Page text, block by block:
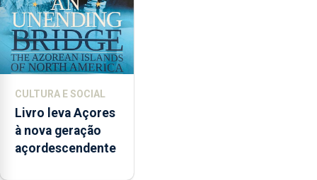
CULTURA E SOCIAL
Livro leva Açores
à nova geração
açordescendente